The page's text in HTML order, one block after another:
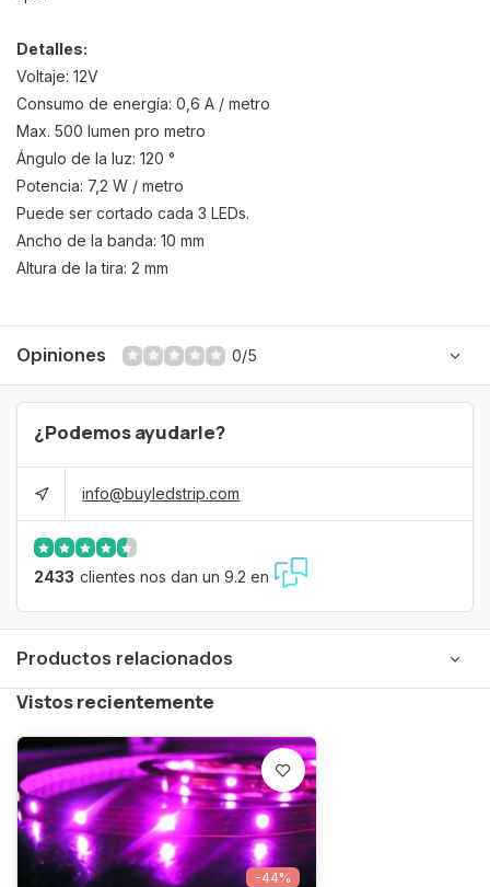
Detalles:
Voltaje: 12V
Consumo de energía: 0,6 A / metro
Max. 500 lumen pro metro
Ángulo de la luz: 120 °
Potencia: 7,2 W / metro
Puede ser cortado cada 3 LEDs.
Ancho de la banda: 10 mm
Altura de la tira: 2 mm
Opiniones 0/5
¿Podemos ayudarle?
info@buyledstrip.com
2433 clientes nos dan un 9.2 en
Productos relacionados
Vistos recientemente
-44%